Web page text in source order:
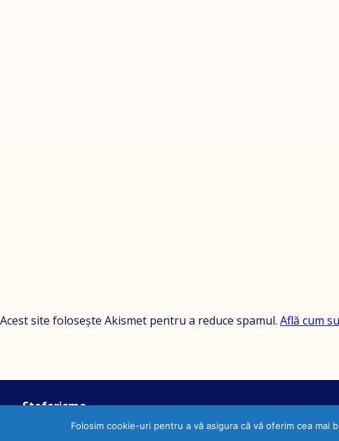
Acest site folosește Akismet pentru a reduce spamul. Află cum
Stoforisme
Sunt Leu, suport cu demnitate laudele…
Folosim cookie-uri pentru a vă asigura că vă oferim cea